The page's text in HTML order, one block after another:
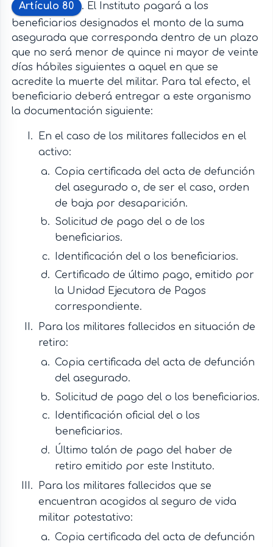
Artículo 80
. El Instituto pagará a los
beneficiarios designados el monto de la suma
asegurada que corresponda dentro de un plazo
que no será menor de quince ni mayor de veinte
días hábiles siguientes a aquel en que se
acredite la muerte del militar. Para tal efecto, el
beneficiario deberá entregar a este organismo
la documentación siguiente:
En el caso de los militares fallecidos en el
activo:
Copia certificada del acta de defunción
del asegurado o, de ser el caso, orden
de baja por desaparición.
Solicitud de pago del o de los
beneficiarios.
Identificación del o los beneficiarios.
Certificado de último pago, emitido por
la Unidad Ejecutora de Pagos
correspondiente.
Para los militares fallecidos en situación de
retiro:
Copia certificada del acta de defunción
del asegurado.
Solicitud de pago del o los beneficiarios.
Identificación oficial del o los
beneficiarios.
Último talón de pago del haber de
retiro emitido por este Instituto.
Para los militares fallecidos que se
encuentran acogidos al seguro de vida
militar potestativo:
Copia certificada del acta de defunción